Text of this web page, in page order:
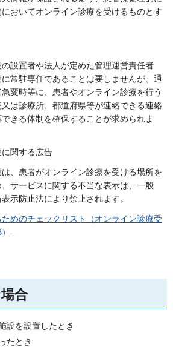
おいてオンライン診療を受けるものとす
設置者や法人が定めた管理運営責任者
常駐専任であることは要しませんが、通
変時等に、患者やオンライン診療を行う
は診療所、都道府県等が連絡できる連絡
きる体制を確保することが求められま
関する広告
、患者がオンライン診療を受ける場所を
サービスに関する不当な表示は、一般
示防止法により禁止されます。
めのチェックリスト（オンライン診療受
合
設を設置したとき
たとき